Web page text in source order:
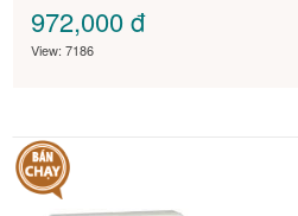
972,000đ
View: 7186